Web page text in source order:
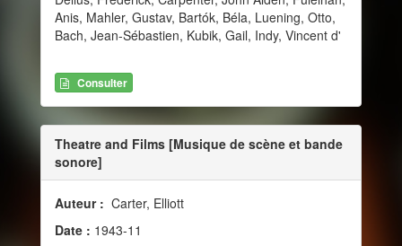
Anis, Mahler, Gustav, Bartók, Béla, Luening, Otto,
Bach, Jean-Sébastien, Kubik, Gail, Indy, Vincent d'
Consulter
Theatre and Films [Musique de scène et bande
sonore]
Auteur : Carter, Elliott
Date : 1943-11